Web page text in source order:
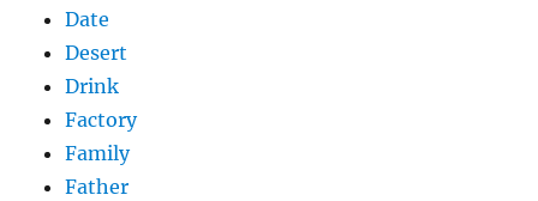
Date
Desert
Drink
Factory
Family
Father